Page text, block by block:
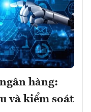
hàng:
và kiểm soát